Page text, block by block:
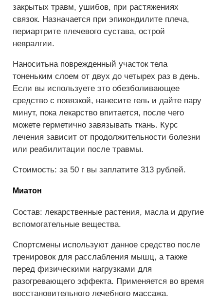
закрытых травм, ушибов, при растяжениях
связок. Назначается при эпикондилите плеча,
периартрите плечевого сустава, острой
невралгии.
Наносить­на поврежденный участок тела
тоненьким слоем от двух до четырех раз в день.
Если вы используете это обезболивающее
средство с повязкой, нанесите гель и дайте пару
минут, пока лекарство впитается, после чего
можете герметично завязывать ткань. Курс
лечения зависит от продолжительности болезни
или реабилитации после травмы.
Стоимость: за 50 г вы заплатите 313 рублей.
Миатон
Состав: лекарственные растения, масла и другие
вспомогательные вещества.
Спортсмены используют данное средство после
тренировок для расслабления мышц, а также
перед физическими нагрузками для
разогревающего эффекта. Применяется во время
восстановительного лечебного массажа.